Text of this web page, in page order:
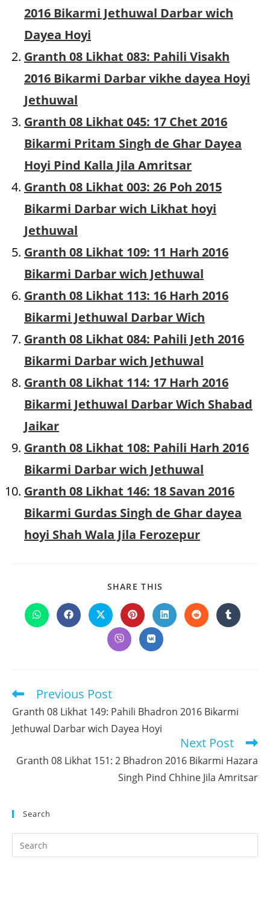
2016 Bikarmi Jethuwal Darbar wich
Dayea Hoyi
Granth 08 Likhat 083: Pahili Visakh
2016 Bikarmi Darbar vikhe dayea Hoyi
Jethuwal
Granth 08 Likhat 045: 17 Chet 2016
Bikarmi Pritam Singh de Ghar Dayea
Hoyi Pind Kalla Jila Amritsar
Granth 08 Likhat 003: 26 Poh 2015
Bikarmi Darbar wich Likhat hoyi
Jethuwal
Granth 08 Likhat 109: 11 Harh 2016
Bikarmi Darbar wich Jethuwal
Granth 08 Likhat 113: 16 Harh 2016
Bikarmi Jethuwal Darbar Wich
Granth 08 Likhat 084: Pahili Jeth 2016
Bikarmi Darbar wich Jethuwal
Granth 08 Likhat 114: 17 Harh 2016
Bikarmi Jethuwal Darbar Wich Shabad
Jaikar
Granth 08 Likhat 108: Pahili Harh 2016
Bikarmi Darbar wich Jethuwal
Granth 08 Likhat 146: 18 Savan 2016
Bikarmi Gurdas Singh de Ghar dayea
hoyi Shah Wala Jila Ferozepur
SHARE THIS
CONTENT
Opens
in
Opens
in
Opens
in
new
window
Opens
in
new
window
Opens
in
Opens
in
Opens
in
Opens
in
Opens
in
Read
articles
Previous Post
Granth 08 Likhat 149: Pahili Bhadron 2016 Bikarmi
Jethuwal Darbar wich Dayea Hoyi
Next Post
Granth 08 Likhat 151: 2 Bhadron 2016 Bikarmi Hazara
Singh Pind Chhine Jila Amritsar
Search